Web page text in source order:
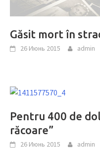
Găsit mort în
26 Июнь 2015 admin
Pentru 400 de
răcoare”
26 Июнь 2015 admin